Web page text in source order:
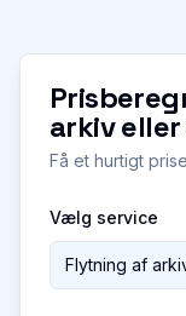
arkiv
Få et hurtigt
Vælg service
Flytning af